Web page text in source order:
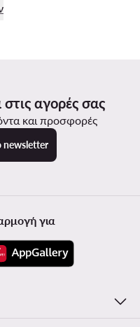
αγορές σας
και προσφορές
newsletter
για